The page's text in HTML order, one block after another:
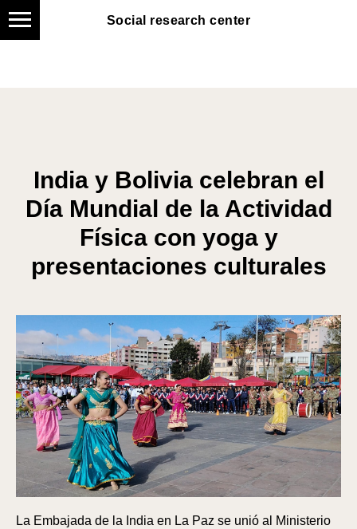
Social research center
Social research center
India y Bolivia celebran el
Día Mundial de la Actividad
Física con yoga y
presentaciones culturales
La Embajada de la India en La Paz se unió al Ministerio